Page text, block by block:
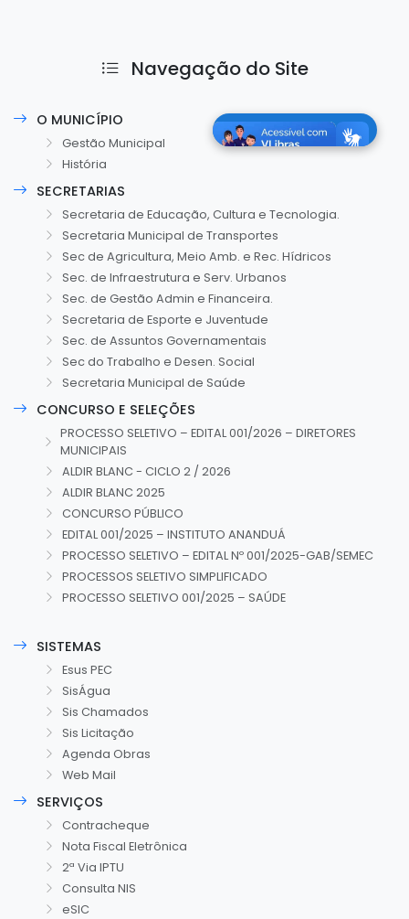
Navegação do Site
O MUNICÍPIO
Gestão Municipal
História
SECRETARIAS
Secretaria de Educação, Cultura e Tecnologia.
Secretaria Municipal de Transportes
Sec de Agricultura, Meio Amb. e Rec. Hídricos
Sec. de Infraestrutura e Serv. Urbanos
Sec. de Gestão Admin e Financeira.
Secretaria de Esporte e Juventude
Sec. de Assuntos Governamentais
Sec do Trabalho e Desen. Social
Secretaria Municipal de Saúde
CONCURSO E SELEÇÕES
PROCESSO SELETIVO – EDITAL 001/2026 – DIRETORES
MUNICIPAIS
ALDIR BLANC - CICLO 2 / 2026
ALDIR BLANC 2025
CONCURSO PÚBLICO
EDITAL 001/2025 – INSTITUTO ANANDUÁ
PROCESSO SELETIVO – EDITAL Nº 001/2025-GAB/SEMEC
PROCESSOS SELETIVO SIMPLIFICADO
PROCESSO SELETIVO 001/2025 – SAÚDE
SISTEMAS
Esus PEC
SisÁgua
Sis Chamados
Sis Licitação
Agenda Obras
Web Mail
SERVIÇOS
Contracheque
Nota Fiscal Eletrônica
2ª Via IPTU
Consulta NIS
eSIC